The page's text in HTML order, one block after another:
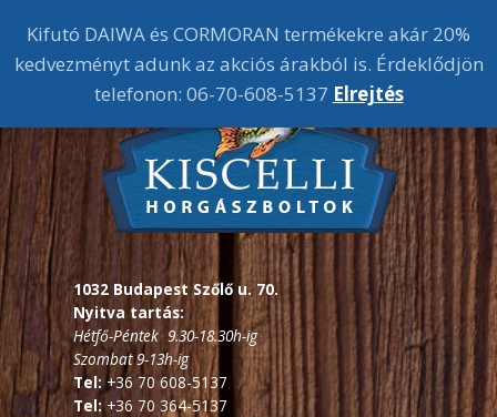
1032 Budapest Szőlő u. 70.
Nyitva tartás:
Hétfő-Péntek 9.30-18.30h-ig
Szombat 9-13h-ig
Tel:+36 70 608-5137
Tel: +36 70 364-5137
Kifutó DAIWA és CORMORAN termékekre akár 20%
kedvezményt adunk az akciós árakból is. Érdeklődjön
telefonon: 06-70-608-5137 Elrejtés